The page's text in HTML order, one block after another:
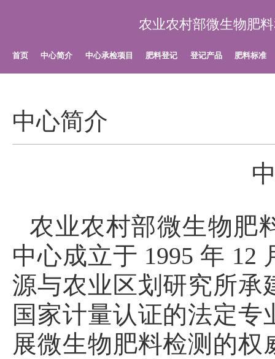
农业农村部微生物肥
首页 中心简介 中心承检项目 肥料登记 登记产品 肥料标准
中心简介
农业农村部微生物肥
中心成立于 1995 年 12
源与农业区划研究所承
国家计量认证的法定
展微生物肥料检测的